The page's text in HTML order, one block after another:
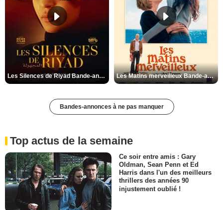
Les Silences de Riyad Bande-annonce VO STFR Les Matins merveilleux Bande-annonce VF
Bandes-annonces à ne pas manquer
Top actus de la semaine
Ce soir entre amis : Gary
Oldman, Sean Penn et Ed
Harris dans l'un des meilleurs
thrillers des années 90
injustement oublié !